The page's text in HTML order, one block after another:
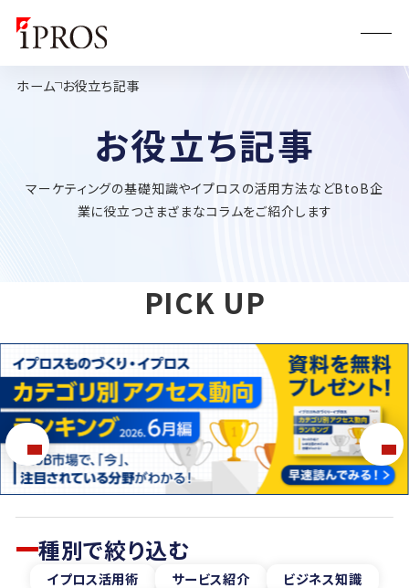
ホーム お役立ち記事
お役立ち記事
マーケティングの基礎知識やイプロスの活用方法などBtoB企
業に役立つさまざまなコラムをご紹介します
PICK UP
種別で絞り込む
イプロス活用術 サービス紹介
ビジネス知識